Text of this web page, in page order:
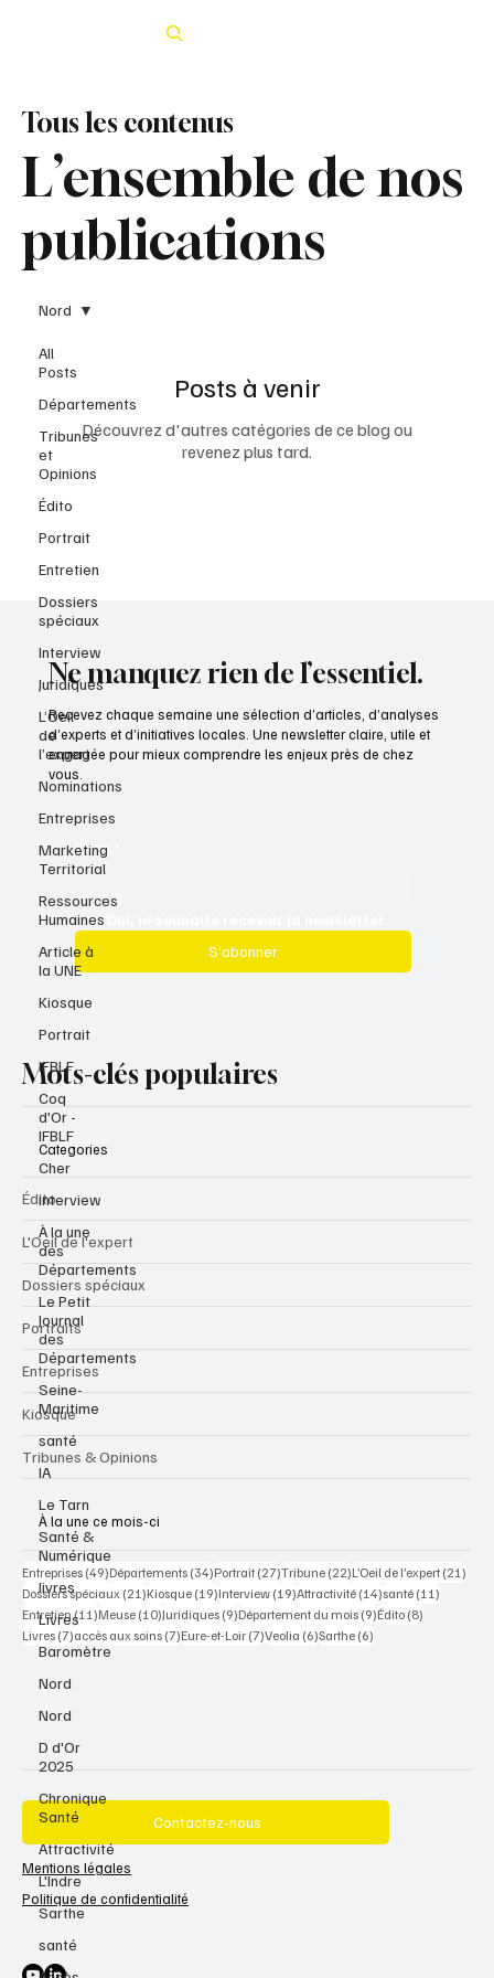
L’ensemble de nos
publications
Tous les contenus
All
Posts
Départements
Tribunes
et
Opinions
Édito
Portrait
Entretien
Dossiers
spéciaux
Interview
Juridiques
L’Oeil
de
l’expert
Nominations
Entreprises
Marketing
Territorial
Ressources
Humaines
Article à
la UNE
Kiosque
Portrait
IFBLF
Coq
d'Or -
IFBLF
Cher
interview
À la une
des
Départements
Le Petit
Journal
des
Départements
Seine-
Maritime
santé
IA
Le Tarn
Santé &
Numérique
livres
Livres
Baromètre
Nord
Nord
D d'Or
2025
Chronique
Santé
Attractivité
L'Indre
Sarthe
santé
Nord
Posts à venir
Découvrez d'autres catégories de ce blog ou
revenez plus tard.
Ne manquez rien de l’essentiel.
Recevez chaque semaine une sélection d’articles, d’analyses
d’experts et d’initiatives locales. Une newsletter claire, utile et
engagée pour mieux comprendre les enjeux près de chez
vous.
Email
S’abonner
Mots-clés populaires
Categories
Édito
L'Oeil de l'expert
Dossiers spéciaux
Portraits
Entreprises
Kiosque
Tribunes & Opinions
À la une ce mois-ci
Entreprises (49)49 posts
Départements (34)34 posts
Portrait (27)27 posts
Tribune (22)22 posts
L’Oeil de l’expert (21)
Dossiers spéciaux (21)21 posts
Kiosque (19)19 posts
Interview (19)19 posts
Attractivité (14)14 posts
santé (11)
Entretien (11)11 posts
Meuse (10)10 posts
Juridiques (9)9 posts
Département du mois (9)9 posts
Édito (8)
Livres (7)7 posts
accès aux soins (7)7 posts
Eure-et-Loir (7)7 posts
Veolia (6)6 posts
Sarthe (6)
Contactez-nous
Mentions légales
Politique de confidentialité